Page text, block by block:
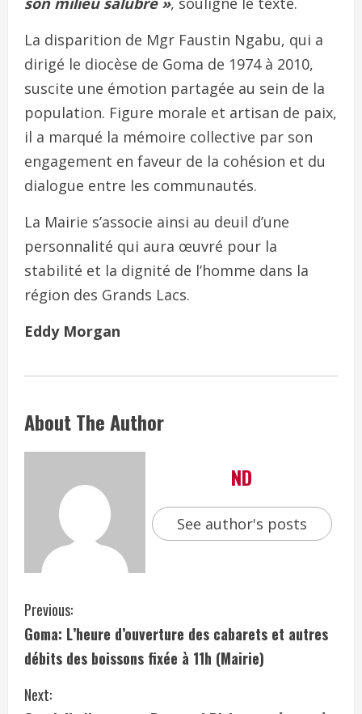
La disparition de Mgr Faustin Ngabu, qui a
dirigé le diocèse de Goma de 1974 à 2010,
suscite une émotion partagée au sein de la
population. Figure morale et artisan de paix,
il a marqué la mémoire collective par son
engagement en faveur de la cohésion et du
dialogue entre les communautés.
La Mairie s’associe ainsi au deuil d’une
personnalité qui aura œuvré pour la
stabilité et la dignité de l’homme dans la
région des Grands Lacs.
Eddy Morgan
About The Author
ND
See author's posts
Previous:
Goma: L’heure d’ouverture des cabarets et autres
débits des boissons fixée à 11h (Mairie)
Next: